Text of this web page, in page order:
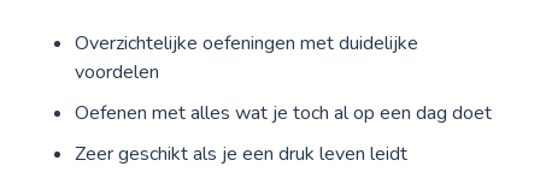
Overzichtelijke oefeningen met duidelijke
voordelen
Oefenen met alles wat je toch al op een dag doet
Zeer geschikt als je een druk leven leidt